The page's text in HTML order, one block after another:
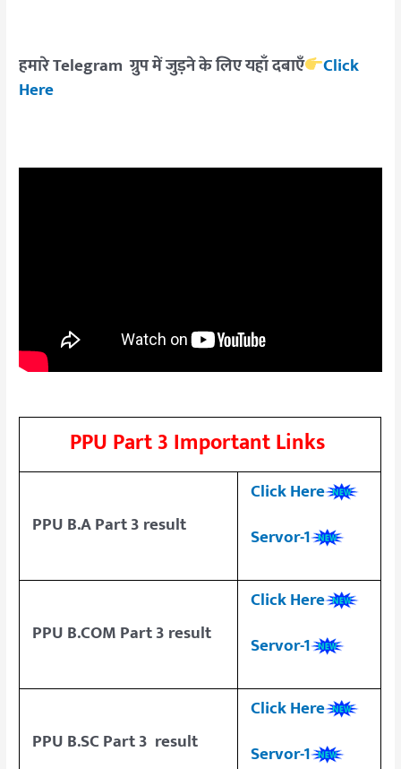
हमारे Telegram ग्रुप में जुड़ने के लिए यहाँ दबाएँ
Click
Here
PPU Part 3 Important Links
PPU B.A Part 3 result
Click Here
Servor-1
PPU B.COM Part 3 result
Click Here
Servor-1
PPU B.SC Part 3 result
Click Here
Servor-1